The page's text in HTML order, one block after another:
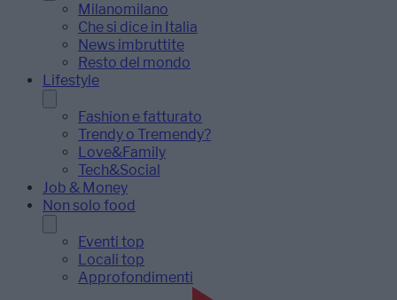
Milanomilano
Che si dice in Italia
News imbruttite
Resto del mondo
Lifestyle
Fashion e fatturato
Trendy o Tremendy?
Love&Family
Tech&Social
Job & Money
Non solo food
Eventi top
Locali top
Approfondimenti